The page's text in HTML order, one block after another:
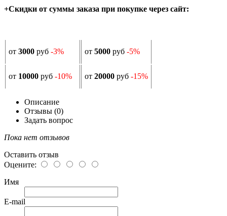
+Скидки от суммы заказа при покупке через сайт:
от 3000 руб -3% от 5000 руб -5%
от 10000 руб -10% от 20000 руб -15%
Описание
Отзывы (0)
Задать вопрос
Пока нет отзывов
Оставить отзыв
Оцените:
Имя
E-mail